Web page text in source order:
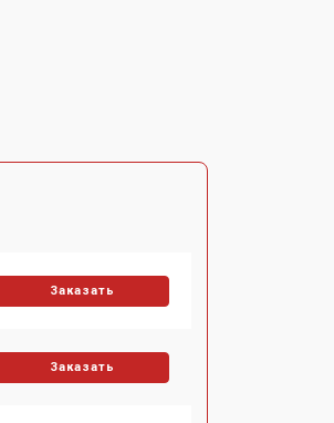
Заказать
Заказать